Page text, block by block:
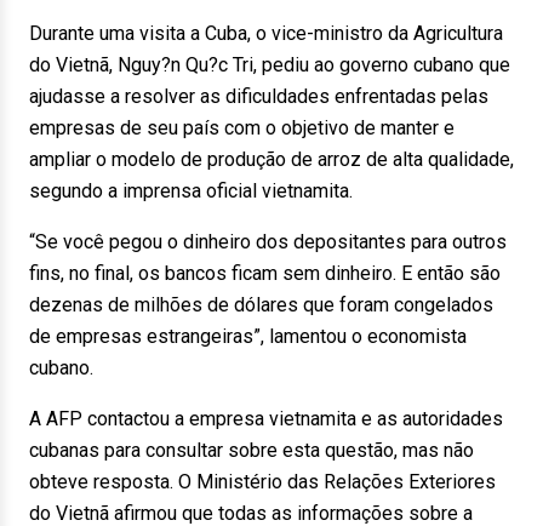
Durante uma visita a Cuba, o vice-ministro da Agricultura
do Vietnã, Nguy?n Qu?c Tri, pediu ao governo cubano que
ajudasse a resolver as dificuldades enfrentadas pelas
empresas de seu país com o objetivo de manter e
ampliar o modelo de produção de arroz de alta qualidade,
segundo a imprensa oficial vietnamita.
“Se você pegou o dinheiro dos depositantes para outros
fins, no final, os bancos ficam sem dinheiro. E então são
dezenas de milhões de dólares que foram congelados
de empresas estrangeiras”, lamentou o economista
cubano.
A AFP contactou a empresa vietnamita e as autoridades
cubanas para consultar sobre esta questão, mas não
obteve resposta. O Ministério das Relações Exteriores
do Vietnã afirmou que todas as informações sobre a